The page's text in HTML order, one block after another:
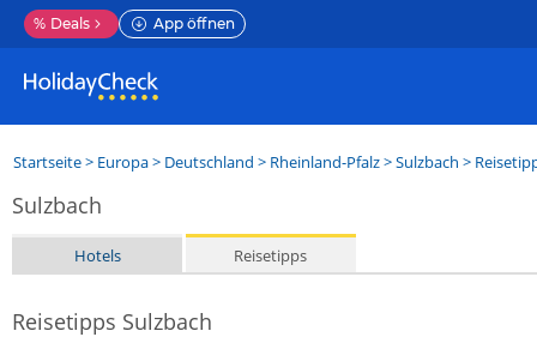
% Deals App öffnen
Startseite> Europa> Deutschland > Rheinland-Pfalz>Sulzbach >
Sulzbach
Hotels Reisetipps
Reisetipps Sulzbach